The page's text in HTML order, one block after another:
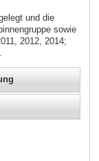
und die
sowie
2012, 2014;